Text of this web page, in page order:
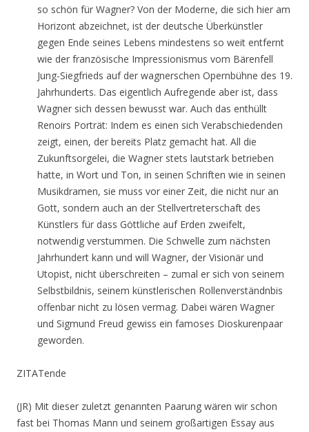
so schön für Wagner? Von der Moderne, die sich hier am
Horizont abzeichnet, ist der deutsche Überkünstler
gegen Ende seines Lebens mindestens so weit entfernt
wie der französische Impressionismus vom Bärenfell
Jung-Siegfrieds auf der wagnerschen Opernbühne des 19.
Jahrhunderts. Das eigentlich Aufregende aber ist, dass
Wagner sich dessen bewusst war. Auch das enthüllt
Renoirs Porträt: Indem es einen sich Verabschiedenden
zeigt, einen, der bereits Platz gemacht hat. All die
Zukunftsorgelei, die Wagner stets lautstark betrieben
hatte, in Wort und Ton, in seinen Schriften wie in seinen
Musikdramen, sie muss vor einer Zeit, die nicht nur an
Gott, sondern auch an der Stellvertreterschaft des
Künstlers für dass Göttliche auf Erden zweifelt,
notwendig verstummen. Die Schwelle zum nächsten
Jahrhundert kann und will Wagner, der Visionär und
Utopist, nicht überschreiten – zumal er sich von seinem
Selbstbildnis, seinem künstlerischen Rollenverständnbis
offenbar nicht zu lösen vermag. Dabei wären Wagner
und Sigmund Freud gewiss ein famoses Dioskurenpaar
geworden.
ZITATende
(JR) Mit dieser zuletzt genannten Paarung wären wir schon
fast bei Thomas Mann und seinem großartigen Essay aus